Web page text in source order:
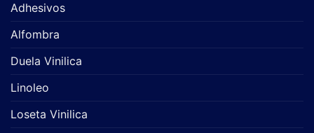
Adhesivos
Alfombra
Duela Vinilica
Linoleo
Loseta Vinilica